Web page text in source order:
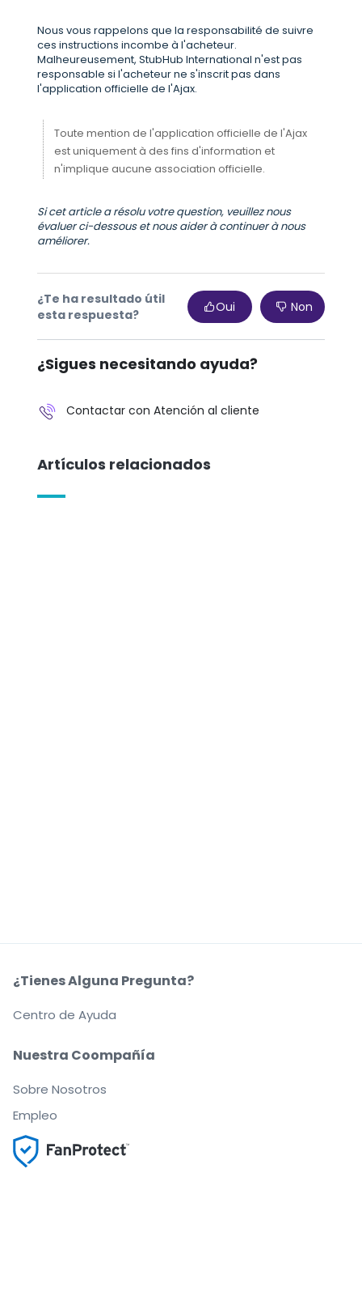
Nous vous rappelons que la responsabilité de suivre
ces instructions incombe à l'acheteur.
Malheureusement, StubHub International n'est pas
responsable si l'acheteur ne s'inscrit pas dans
l'application officielle de l'Ajax.
Toute mention de l'application officielle de l'Ajax
est uniquement à des fins d'information et
n'implique aucune association officielle.
Si cet article a résolu votre question, veuillez nous
évaluer ci-dessous et nous aider à continuer à nous
améliorer.
¿Te ha resultado útil
esta respuesta?
Oui Non
¿Sigues necesitando ayuda?
Contactar con Atención al cliente
Artículos relacionados
Nuestra Coompañía
Sobre Nosotros
Empleo
¿Tienes Alguna Pregunta?
Centro de Ayuda